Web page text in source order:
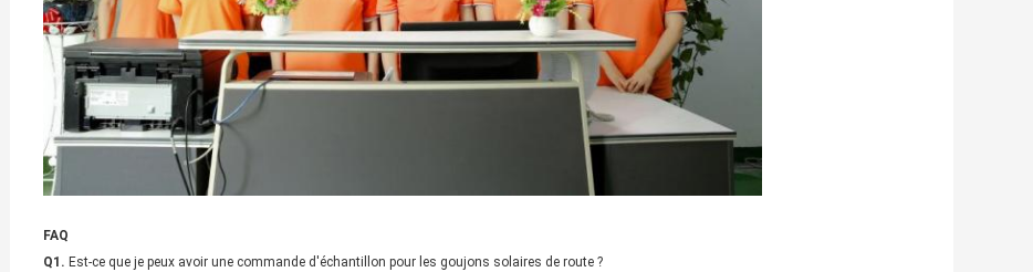
FAQ
Q1. Est-ce que je peux avoir une commande d'échantillon pour les goujons solaires de route ?